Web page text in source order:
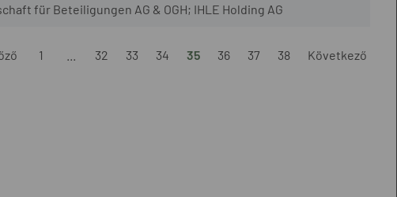
für Beteiligungen AG & OGH; IHLE Holding AG
1 32 33 34 35 36 37 38 Következő